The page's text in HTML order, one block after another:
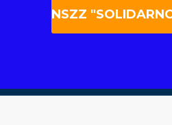
NSZZ